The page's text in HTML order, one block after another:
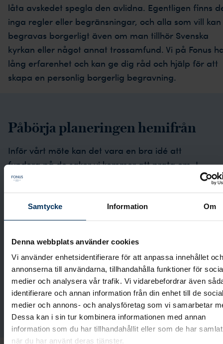
Samtycke Information Om
Denna webbplats använder cookies
Vi använder enhetsidentifierare för att anpassa innehållet och
annonserna till användarna, tillhandahålla funktioner för
medier och analysera vår trafik. Vi vidarebefordrar även
identifierare och annan information från din enhet till de
medier och annons- och analysföretag som vi samarbetar
Dessa kan i sin tur kombinera informationen med annan
information som du har tillhandahållit eller som de har
när du har använt deras tjänster.
låta avskedet spegla den avlidna. Egentligen finns
inga regler eller begränsningar, och alla som vill kan
begravas borgerligt även om man tillhör Svenska
kyrkan eller något annat trossamfund. Vi på Fonus
lång erfarenhet och kan ge dig råd och hjälp för att
skapa en personlig borgerlig begravning.
Påbörja planeringen hemifrån
Inför vårt möte kan det vara en bra idé att
fundera på de saker vi kommer att prata om. I
vårt planeringsverktyg kan du se de olika delarna
som vi kommer att gå igenom. Du kan också
påbörja planeringen hemifrån om du vill. Du väljer
själv hur många val du vill göra innan vi ses. Det
Planera begravning
Utforma gravsten